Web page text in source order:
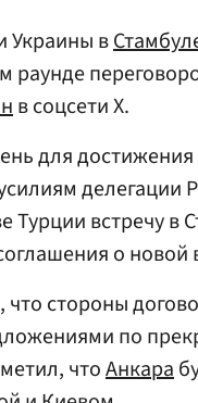
Украины в
раунде
в соцсети Х.
для
делегации
Турции встречу
о новой
стороны
по
чтоАнкара